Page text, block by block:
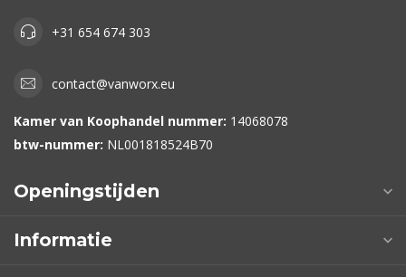
+31 654 674 303
contact@vanworx.eu
Kamer van Koophandel nummer: 14068078
btw-nummer: NL001818524B70
Openingstijden
Informatie